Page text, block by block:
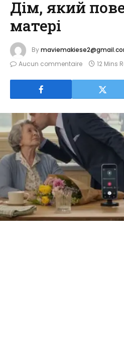
Дім, який
матері
By
Aucun commentaire
12 Mins